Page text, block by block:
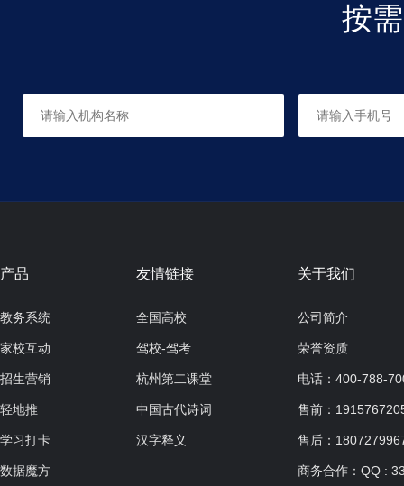
按
产品
教务系统
家校互动
招生营销
轻地推
学习打卡
数据魔方
友情链接
全国高校
驾校-驾考
杭州第二课堂
中国古代诗词
汉字释义
关于我们
公司简介
荣誉资质
电话：400-788-
售前：
售后：
商务合作：QQ :